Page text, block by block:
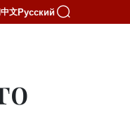
中文Русский